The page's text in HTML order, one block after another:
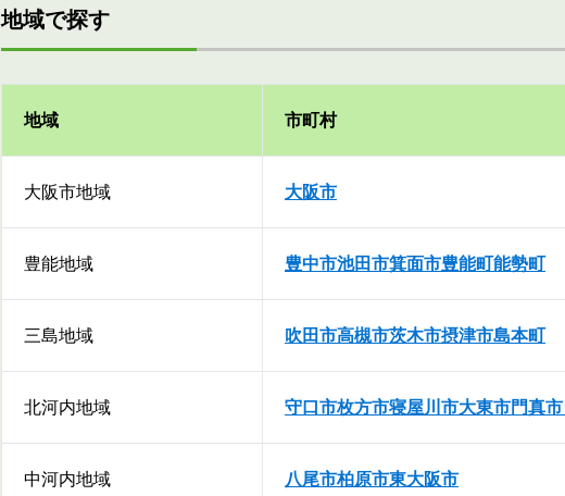
地域で探す
地域 市町村
大阪市地域 大阪市
豊能地域 豊中市池田市箕面市豊能町能勢町
三島地域 吹田市高槻市茨木市摂津市島本町
北河内地域 守口市枚方市寝屋川市大東市門真市
中河内地域 八尾市柏原市東大阪市